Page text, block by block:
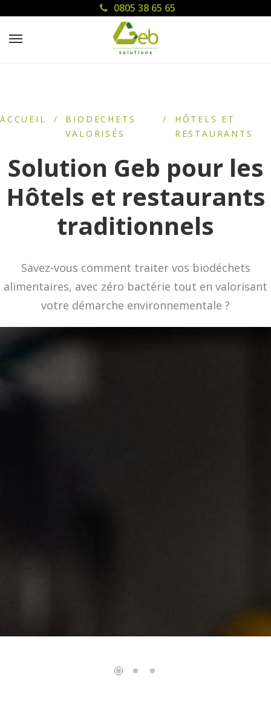
0805 38 65 65
ACCUEIL /
BIODECHETS
VALORISÉS
/
HÔTELS ET
RESTAURANTS
Solution Geb pour les
Hôtels et restaurants
traditionnels
Savez-vous comment traiter vos biodéchets
alimentaires, avec zéro bactérie tout en valorisant
votre démarche environnementale ?